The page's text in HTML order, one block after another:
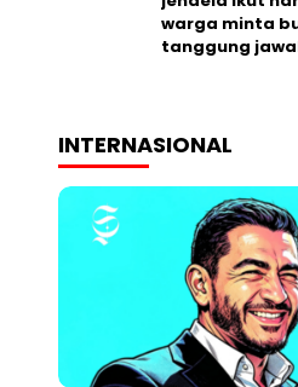
warga minta
tanggung
INTERNASIONAL